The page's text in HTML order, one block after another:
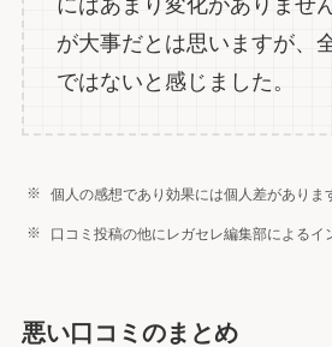
が大事だとは思いますが、
ではないと感じました。
個人の感想であり効果には個人差がありま
口コミ投稿の他にレガセレ編集部によるイ
悪い口コミのまとめ